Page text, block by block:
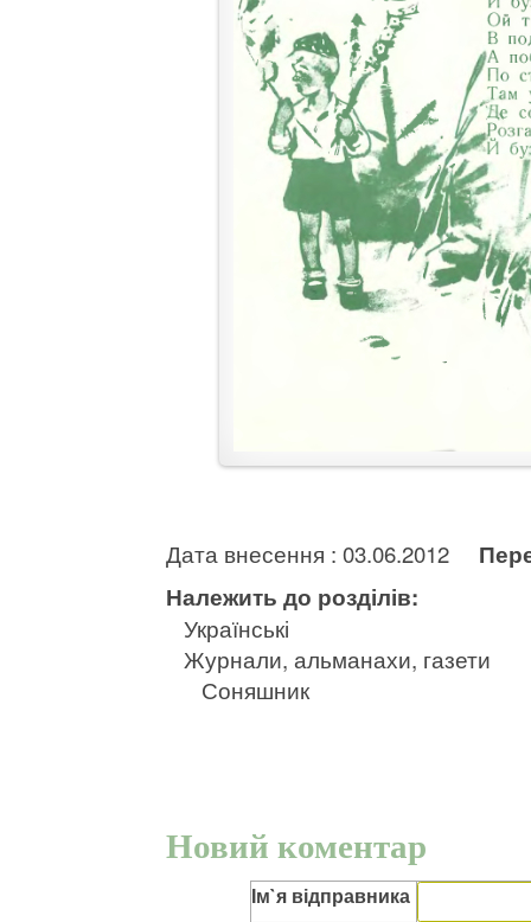
Дата внесення : 03.06.2012
Належить до розділів:
Українські
Журнали, альманахи, газети
Соняшник
Новий коментар
Ім`я відправника